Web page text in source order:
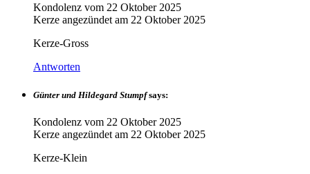
Kondolenz vom 22 Oktober 2025
Kerze angezündet am 22 Oktober 2025
Kerze-Gross
Antworten
Günter und Hildegard Stumpf says:
Kondolenz vom 22 Oktober 2025
Kerze angezündet am 22 Oktober 2025
Kerze-Klein